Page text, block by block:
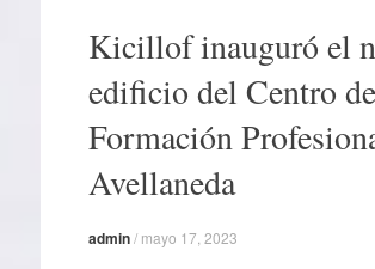
contenidoKicillof inauguró el
edificio del Centro de
Formación
Avellaneda
admin/ mayo 17, 2023